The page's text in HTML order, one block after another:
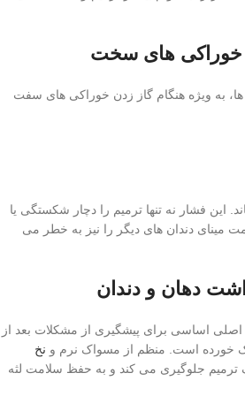
ها، به ویژه هنگام گاز زدن خوراکی های سفت
این فشار نه تنها ترمیم را دچار شکستگی یا
مینای دندان های دیگر را نیز به خطر می
اصلی اساسی برای پیشگیری از مشکلات بعد از
خورده است. منظم از مسواک نرم و نخ
ترمیم جلوگیری می کند و به حفظ سلامت لثه